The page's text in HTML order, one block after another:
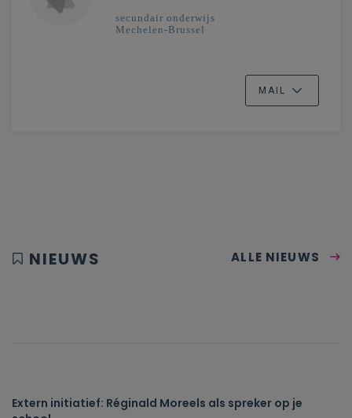
secundair onderwijs
Mechelen-Brussel
MAIL
NIEUWS ALLE NIEUWS
Extern initiatief: Réginald Moreels als spreker op je